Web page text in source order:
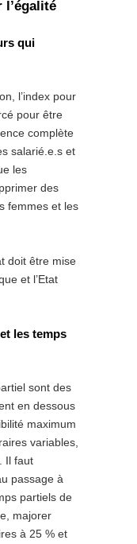
l’égalité
qui
l’index pour
pour être
complète
salarié.e.s et
les
des
femmes et les
doit être mise
et l’Etat
les temps
sont des
en dessous
maximum
variables,
Il faut
passage à
partiels de
majorer
à 25 % et